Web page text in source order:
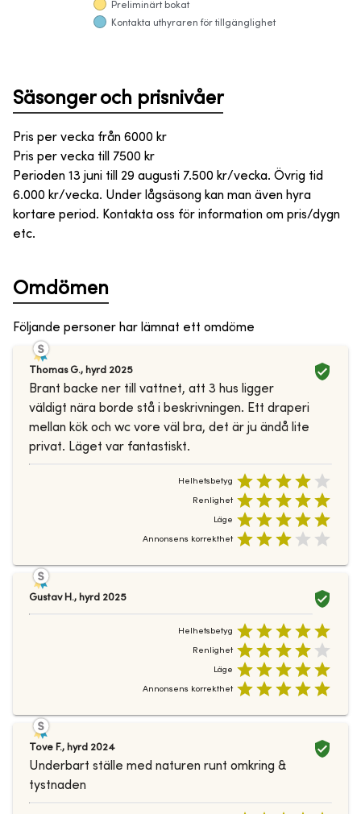
Preliminärt bokat
Kontakta uthyraren för tillgänglighet
Säsonger och prisnivåer
Pris per vecka från 6000 kr
Pris per vecka till
7500 kr
Perioden 13 juni till 29 augusti 7.500 kr/vecka. Övrig tid
6.000 kr/vecka. Under lågsäsong kan man även hyra
kortare period. Kontakta oss för information om pris/dygn
etc.
Omdömen
Följande personer har lämnat ett omdöme
Thomas G., hyrd 2025
Brant backe ner till vattnet, att 3 hus ligger
väldigt nära borde stå i beskrivningen. Ett draperi
mellan kök och wc vore väl bra, det är ju ändå lite
privat. Läget var fantastiskt.
Helhetsbetyg
Renlighet
Läge
Annonsens korrekthet
Gustav H., hyrd 2025
Helhetsbetyg
Renlighet
Läge
Annonsens korrekthet
Tove F., hyrd 2024
Underbart ställe med naturen runt omkring &
tystnaden